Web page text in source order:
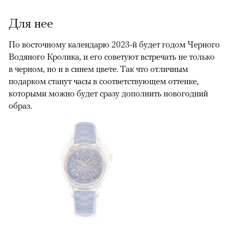
Для нее
По восточному календарю 2023-й будет годом Черного
Водяного Кролика, и его советуют встречать не только
в черном, но и в синем цвете. Так что отличным
подарком станут часы в соответствующем оттенке,
которыми можно будет сразу дополнить новогодний
образ.